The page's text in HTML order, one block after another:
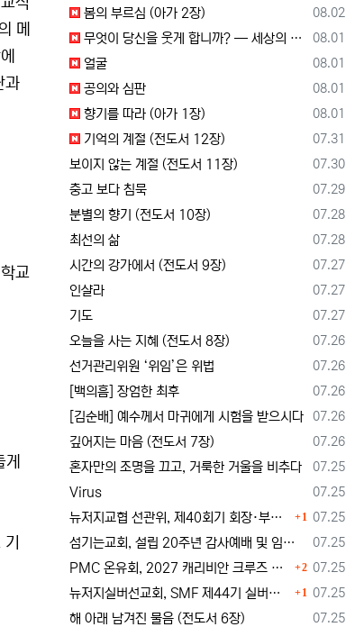
메
과
교
등록일
08.02
봄의 부르심 (아가 2장)
등록일
08.01
무엇이 당신을 웃게 합니까? — 세상의 소리와 거듭난 영혼의 반응
등록일
08.01
얼굴
등록일
08.01
공의와 심판
등록일
08.01
향기를 따라 (아가 1장)
등록일
07.31
기억의 계절 (전도서 12장)
등록일
07.30
보이지 않는 계절 (전도서 11장)
등록일
07.29
충고 보다 침묵
등록일
07.28
분별의 향기 (전도서 10장)
등록일
07.28
최선의 삶
등록일
07.27
시간의 강가에서 (전도서 9장)
등록일
07.27
인샬라
등록일
07.27
기도
등록일
07.26
오늘을 사는 지혜 (전도서 8장)
등록일
07.26
선거관리위원 ‘위임’은 위법
등록일
07.26
[백의흠] 장엄한 최후
등록일
07.26
[김순배] 예수께서 마귀에게 시험을 받으시다
등록일
07.26
깊어지는 마음 (전도서 7장)
등록일
07.25
혼자만의 조명을 끄고, 거룩한 거울을 비추다
등록일
07.25
Virus
등록일
07.25
뉴저지교협 선관위, 제40회기 회장·부회장 등록 및 추천 절차 공고… 선관위 구성 적정성 논란도 제기
댓글
1
등록일
07.25
섬기는교회, 설립 20주년 감사예배 및 임직식 --- "이제 더 힘차게 창공을 날자"
등록일
07.25
PMC 온유회, 2027 캐리비안 크루즈 전도여행 참가자 모집
댓글
2
등록일
07.25
뉴저지실버선교회, SMF 제44기 실버미션스쿨 수강생 모집
댓글
1
등록일
07.25
해 아래 남겨진 물음 (전도서 6장)